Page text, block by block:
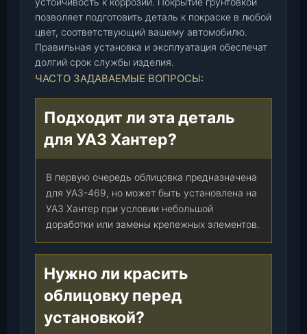
позволяет подготовить деталь к покраске в любой
цвет, соответствующий вашему автомобилю.
Правильная установка и эксплуатация обеспечат
долгий срок службы изделия.
ЧАСТО ЗАДАВАЕМЫЕ ВОПРОСЫ:
Подходит ли эта деталь
для УАЗ Хантер?
В первую очередь облицовка предназначена
для УАЗ-469, но может быть установлена на
УАЗ Хантер при условии небольшой
доработки или замены крепежных элементов.
Нужно ли красить
облицовку перед
установкой?